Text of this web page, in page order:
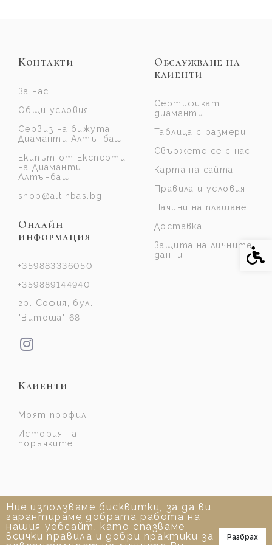
Ние използваме бисквитки, за да ви
гарантираме добрата работа на
нашия уебсайт, като спазваме
всички правила и добри практики за
Разбрах
Контакти
За нас
Общи условия
Сервиз на бижута
Диаманти Алтънбаш
Екипът от Експерти
на Диаманти
Алтънбаш
shop@altinbas.bg
Онлайн
информация
+359883336050
+359889144940
гр. София, бул.
"Витоша" 68
Обслужване на
клиенти
Сертификат
диаманти
Таблица с размери
Свържете се с нас
Карта на сайта
Правила и условия
Начини на плащане
Доставка
Защита на личните
данни
Клиенти
Моят профил
История на
поръчките